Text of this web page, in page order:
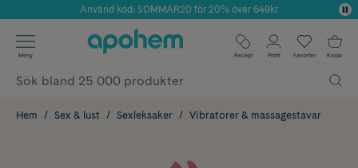
Årets Butik 2025 inom Skönhet
Använd kod: SOMMAR20 för 20% över 649kr
✓ Fri frakt
✓ Poäng på alla köp*
Meny Recept Profil Favoriter Kassa
Hem Sex & lust Sexleksaker Vibratorer & massagestavar